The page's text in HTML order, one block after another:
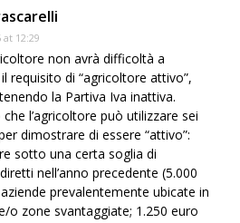
12:29
non avrà difficoltà a
requisito di “agricoltore attivo”,
la Partiva Iva inattiva.
l’agricoltore può utilizzare sei
dimostrare di essere “attivo”:
sotto una certa soglia di
nell’anno precedente (5.000
prevalentemente ubicate in
o zone svantaggiate; 1.250 euro